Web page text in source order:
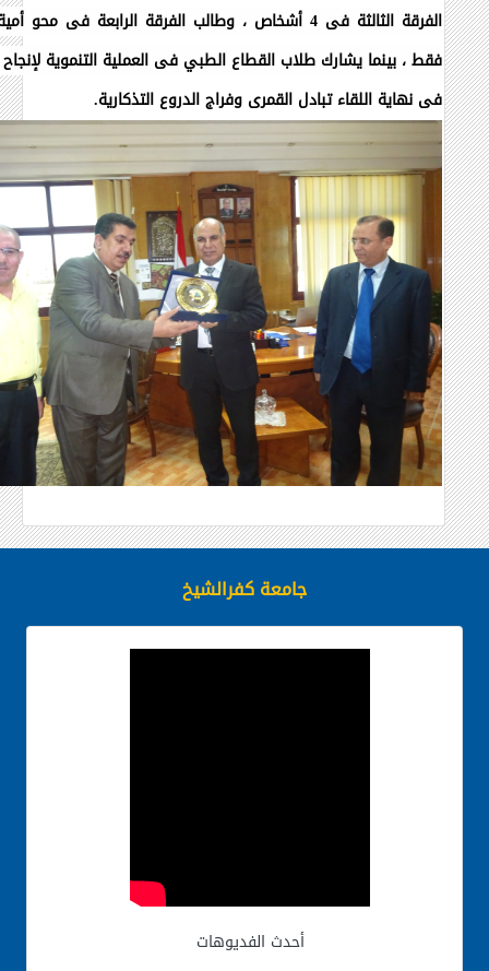
الفرقة الثالثة فى 4 أشخاص ، وطالب الفرقة الرابعة فى
فقط ، بينما يشارك طلاب القطاع الطبي فى العملية التنموية
فى نهاية اللقاء تبادل القمرى وفراج الدروع التذكارية.
جامعة كفرالشيخ
أحدث الفديوهات